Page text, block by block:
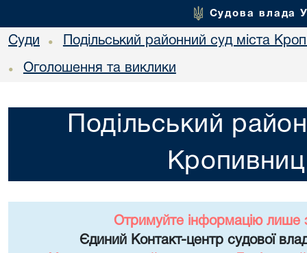
Судова влада
Суди • Подільський районний суд міста
• Оголошення та виклики
Подільський
Отримуйте інформацію лише
Єдиний Контакт-центр судової